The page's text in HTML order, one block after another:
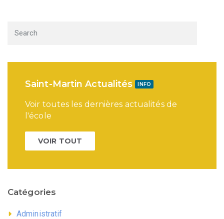
Saint-Martin Actualités INFO
Voir toutes les dernières actualités de
l'école
VOIR TOUT
Catégories
Administratif